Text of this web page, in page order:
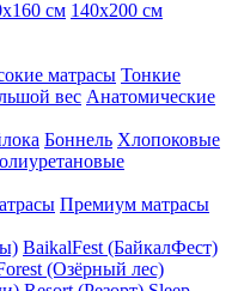
см 140х200 см
матрасы Тонкие
вес Анатомические
Боннель Хлопоковые
Премиум матрасы
BaikalFest (БайкалФест)
(Озёрный лес)